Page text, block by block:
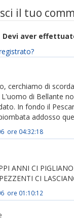
il tuo
Devi aver
cerchiamo di
L'uomo di Bellante
In fondo il
addosso
ore 04:32:18
ANNI CI
CI
ore 01:10:12